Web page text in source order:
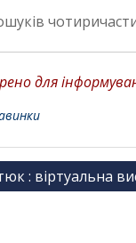
для
: віртуальна